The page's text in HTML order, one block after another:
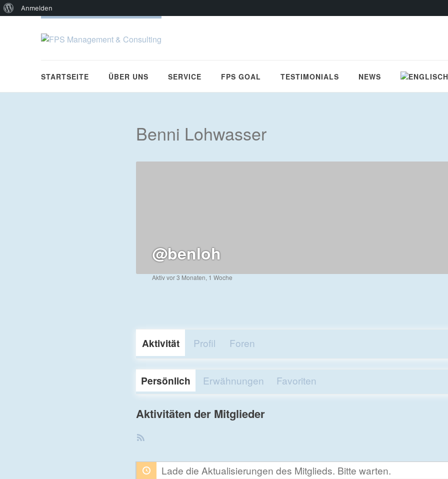
STARTSEITE ÜBER UNS SERVICE FPS GOAL TESTIMONIALS NEWS
Benni Lohwasser
@benloh
Aktiv vor 3 Monaten, 1 Woche
Aktivität Profil Foren
Persönlich Erwähnungen Favoriten
Aktivitäten der Mitglieder
RSS-
Lade die Aktualisierungen des Mitglieds. Bitte warten.
Über
Anmelden